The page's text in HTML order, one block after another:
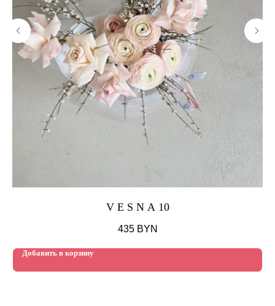
V E S N A 10
435 BYN
Добавить в корзину